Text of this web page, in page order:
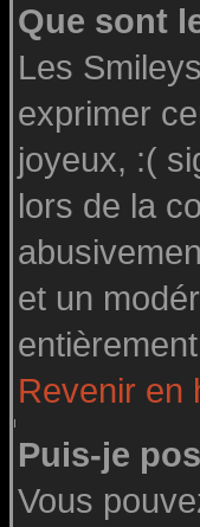
Que sont
Les
exprimer
joyeux, :(
lors de la
et un
Revenir en
Puis-je
Vous